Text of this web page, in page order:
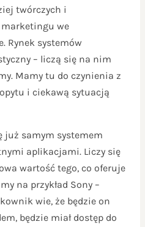
twórczych i
marketingu we
Rynek systemów
– liczą się na nim
Mamy tu do czynienia z
i ciekawą sytuacją
samym systemem
aplikacjami. Liczy się
wartość tego, co oferuje
na przykład Sony –
wie, że będzie on
będzie miał dostęp do